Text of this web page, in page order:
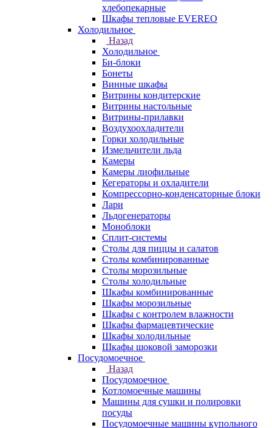
хлебопекарные
Шкафы тепловые EVEREO
Холодильное
Назад
Холодильное
Би-блоки
Бонеты
Винные шкафы
Витрины кондитерские
Витрины настольные
Витрины-прилавки
Воздухоохладители
Горки холодильные
Измельчители льда
Камеры
Камеры лиофильные
Кегераторы и охладители
Компрессорно-конденсаторные блоки
Лари
Льдогенераторы
Моноблоки
Сплит-системы
Столы для пиццы и салатов
Столы комбинированные
Столы морозильные
Столы холодильные
Шкафы комбинированные
Шкафы морозильные
Шкафы с контролем влажности
Шкафы фармацевтические
Шкафы холодильные
Шкафы шоковой заморозки
Посудомоечное
Назад
Посудомоечное
Котломоечные машины
Машины для сушки и полировки
посуды
Посудомоечные машины купольного